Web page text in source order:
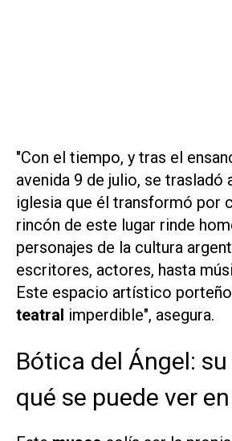
"Con el tiempo, y tras el
avenida 9 de julio, se trasladó
iglesia que él transformó por
rincón de este lugar rinde
personajes de la cultura
escritores, actores, hasta
Este espacio artístico
teatral imperdible", asegura.
Bótica del Ángel:
qué se puede ver